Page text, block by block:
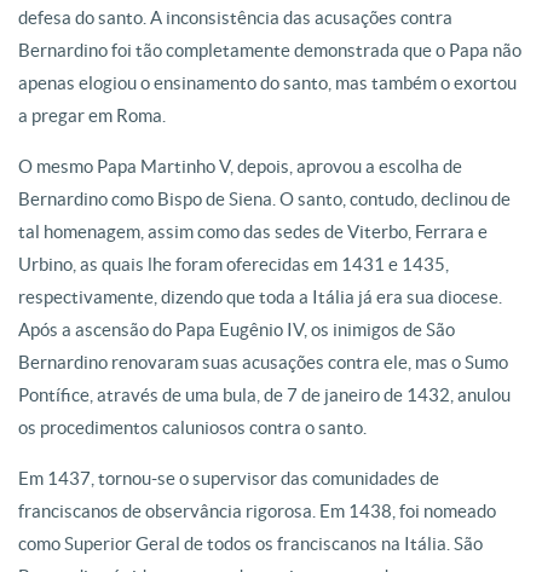
defesa do santo. A inconsistência das acusações contra
Bernardino foi tão completamente demonstrada que o Papa não
apenas elogiou o ensinamento do santo, mas também o exortou
a pregar em Roma.
O mesmo Papa Martinho V, depois, aprovou a escolha de
Bernardino como Bispo de Siena. O santo, contudo, declinou de
tal homenagem, assim como das sedes de Viterbo, Ferrara e
Urbino, as quais lhe foram oferecidas em 1431 e 1435,
respectivamente, dizendo que toda a Itália já era sua diocese.
Após a ascensão do Papa Eugênio IV, os inimigos de São
Bernardino renovaram suas acusações contra ele, mas o Sumo
Pontífice, através de uma bula, de 7 de janeiro de 1432, anulou
os procedimentos caluniosos contra o santo.
Em 1437, tornou-se o supervisor das comunidades de
franciscanos de observância rigorosa. Em 1438, foi nomeado
como Superior Geral de todos os franciscanos na Itália. São